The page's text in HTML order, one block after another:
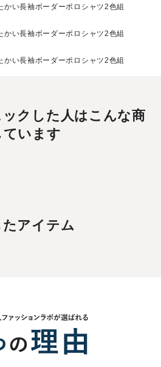
かい長袖ボーダーポロシャツ2色組
かい長袖ボーダーポロシャツ2色組
かい長袖ボーダーポロシャツ2色組
クした人はこんな商
います
アイテム